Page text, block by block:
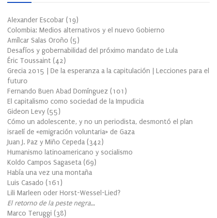
Alexander Escobar (19)
Colombia: Medios alternativos y el nuevo Gobierno
Amílcar Salas Oroño (5)
Desafíos y gobernabilidad del próximo mandato de Lula
Éric Toussaint (42)
Grecia 2015 | De la esperanza a la capitulación | Lecciones para el
futuro
Fernando Buen Abad Domínguez (101 )
El capitalismo como sociedad de la Impudicia
Gideon Levy (55)
Cómo un adolescente, y no un periodista, desmontó el plan
israelí de «emigración voluntaria» de Gaza
Juan J. Paz y Miño Cepeda (342)
Humanismo latinoamericano y socialismo
Koldo Campos Sagaseta (69)
Había una vez una montaña
Luis Casado (161 )
Lili Marleen oder Horst-Wessel-Lied?
El retorno de la peste negra…
Marco Teruggi (38)